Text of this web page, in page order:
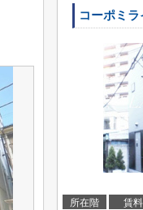
コーポミラ
所在階 賃料